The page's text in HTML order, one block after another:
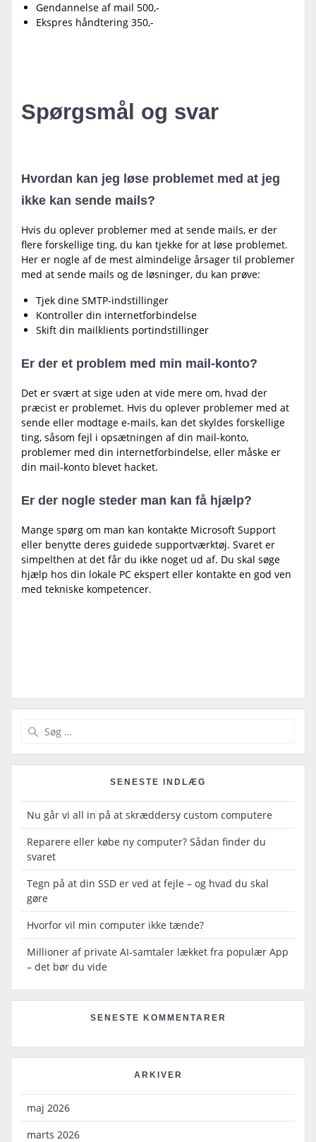
Gendannelse af mail 500,-
Ekspres håndtering 350,-
Spørgsmål og svar
Hvordan kan jeg løse problemet med at jeg
ikke kan sende mails?
Hvis du oplever problemer med at sende mails, er der
flere forskellige ting, du kan tjekke for at løse problemet.
Her er nogle af de mest almindelige årsager til problemer
med at sende mails og de løsninger, du kan prøve:
Tjek dine SMTP-indstillinger
Kontroller din internetforbindelse
Skift din mailklients portindstillinger
Er der et problem med min mail-konto?
Det er svært at sige uden at vide mere om, hvad der
præcist er problemet. Hvis du oplever problemer med at
sende eller modtage e-mails, kan det skyldes forskellige
ting, såsom fejl i opsætningen af din mail-konto,
problemer med din internetforbindelse, eller måske er
din mail-konto blevet hacket.
Er der nogle steder man kan få hjælp?
Mange spørg om man kan kontakte Microsoft Support
eller benytte deres guidede supportværktøj. Svaret er
simpelthen at det får du ikke noget ud af. Du skal søge
hjælp hos din lokale PC ekspert eller kontakte en god ven
med tekniske kompetencer.
Indlægsnavigation
SENESTE INDLÆG
Nu går vi all in på at skræddersy custom computere
Reparere eller købe ny computer? Sådan finder du
svaret
Tegn på at din SSD er ved at fejle – og hvad du skal
gøre
Hvorfor vil min computer ikke tænde?
Millioner af private AI-samtaler lækket fra populær App
– det bør du vide
SENESTE KOMMENTARER
ARKIVER
maj 2026
marts 2026